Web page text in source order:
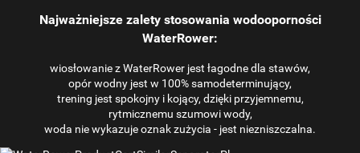
Najważniejsze zalety stosowania wodooporności
WaterRower:
wiosłowanie z WaterRower jest łagodne dla stawów,
opór wodny jest w 100% samodeterminujący,
trening jest spokojny i kojący, dzięki przyjemnemu,
rytmicznemu szumowi wody,
woda nie wykazuje oznak zużycia - jest niezniszczalna.